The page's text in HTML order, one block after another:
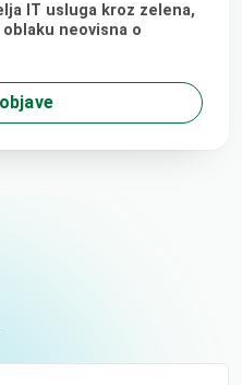
IT usluga kroz zelena,
neovisna o